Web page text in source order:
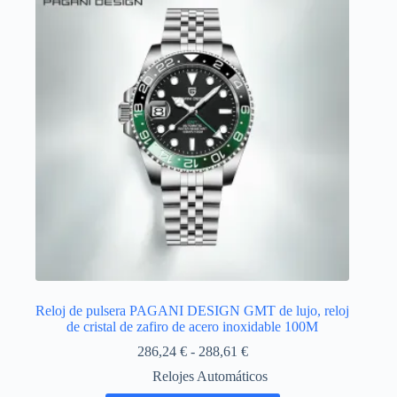
se
pueden
elegir
en
la
página
de
producto
Reloj de pulsera PAGANI DESIGN GMT de lujo, reloj
de cristal de zafiro de acero inoxidable 100M
286,24 € - 288,61 €Rango
precios:
Relojes Automáticos